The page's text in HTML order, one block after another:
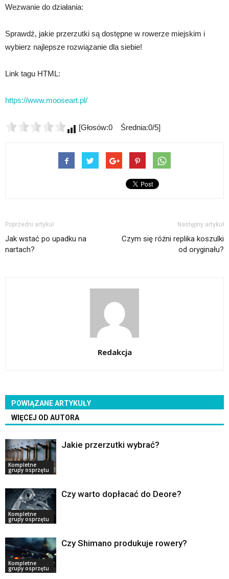
Wezwanie do działania:
Sprawdź, jakie przerzutki są dostępne w rowerze miejskim i
wybierz najlepsze rozwiązanie dla siebie!
Link tagu HTML:
https://www.mooseart.pl/
[Głosów:0 Średnia:0/5]
Poprzedni artykuł
Jak wstać po upadku na
nartach?
Następny artykuł
Czym się różni replika koszulki
od oryginału?
Redakcja
POWIĄZANE ARTYKUŁY
WIĘCEJ OD AUTORA
Kompletne
grupy osprzętu
Jakie przerzutki wybrać?
Kompletne
grupy osprzętu
Czy warto dopłacać do Deore?
Kompletne
grupy osprzętu
Czy Shimano produkuje rowery?